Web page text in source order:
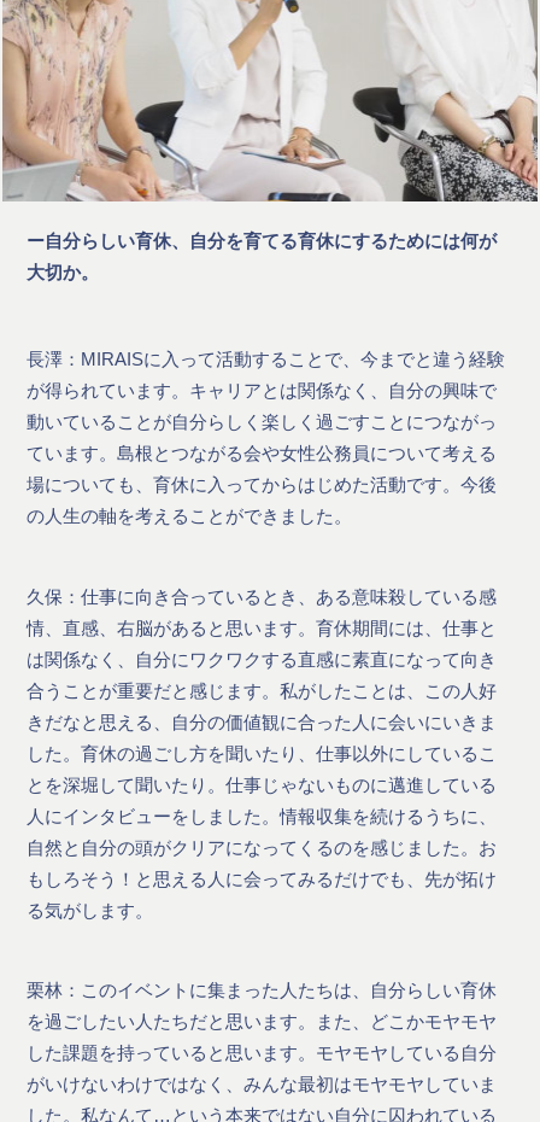
ー自分らしい育休、自分を育てる育休にするためには何が
大切か。
長澤：MIRAISに入って活動することで、今までと違う経験
が得られています。キャリアとは関係なく、自分の興味で
動いていることが自分らしく楽しく過ごすことにつながっ
ています。島根とつながる会や女性公務員について考える
場についても、育休に入ってからはじめた活動です。今後
の人生の軸を考えることができました。
久保：仕事に向き合っているとき、ある意味殺している感
情、直感、右脳があると思います。育休期間には、仕事と
は関係なく、自分にワクワクする直感に素直になって向き
合うことが重要だと感じます。私がしたことは、この人好
きだなと思える、自分の価値観に合った人に会いにいきま
した。育休の過ごし方を聞いたり、仕事以外にしているこ
とを深堀して聞いたり。仕事じゃないものに邁進している
人にインタビューをしました。情報収集を続けるうちに、
自然と自分の頭がクリアになってくるのを感じました。お
もしろそう！と思える人に会ってみるだけでも、先が拓け
る気がします。
栗林：このイベントに集まった人たちは、自分らしい育休
を過ごしたい人たちだと思います。また、どこかモヤモヤ
した課題を持っていると思います。モヤモヤしている自分
がいけないわけではなく、みんな最初はモヤモヤしていま
した。私なんて…という本来ではない自分に囚われている